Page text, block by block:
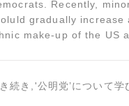
Recently,
gradually increase
make-up of the US
続き,'公明党’について学